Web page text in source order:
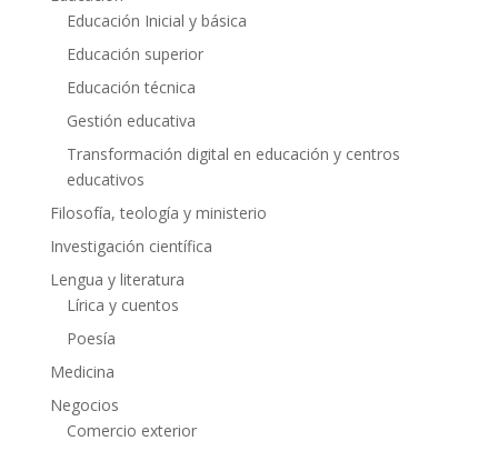
Educación Inicial y básica
Educación superior
Educación técnica
Gestión educativa
Transformación digital en educación y centros
educativos
Filosofía, teología y ministerio
Investigación científica
Lengua y literatura
Lírica y cuentos
Poesía
Medicina
Negocios
Comercio exterior